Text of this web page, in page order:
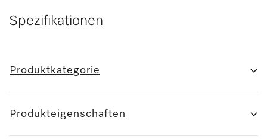
Spezifikationen
Produktkategorie
Produkteigenschaften